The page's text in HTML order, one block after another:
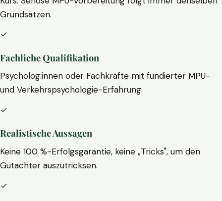
Grundsätzen.
✓
Fachliche Qualifikation
Psycholog:innen oder Fachkräfte mit fundierter MPU-
und Verkehrspsychologie-Erfahrung.
✓
Realistische Aussagen
Keine 100 %-Erfolgsgarantie, keine „Tricks", um den
Gutachter auszutricksen.
✓